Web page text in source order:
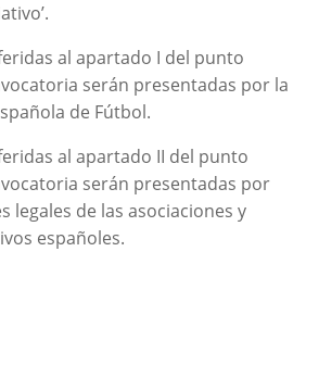
al apartado I del punto
serán presentadas por la
de Fútbol.
al apartado II del punto
serán presentadas por
legales de las asociaciones y
españoles.